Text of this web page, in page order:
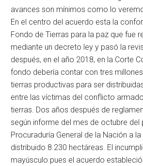
avances son mínimos como lo
En el centro del acuerdo esta la
Fondo de Tierras para la paz que fue
mediante un decreto ley y pasó la
después, en el año 2018, en la Corte
fondo debería contar con tres
tierras productivas para ser
entre las víctimas del conflicto
tierras. Dos años después de
según informe del mes de octubre del
Procuraduría General de la Nación a
distribuido 8.230 hectáreas. El
mayúsculo pues el acuerdo